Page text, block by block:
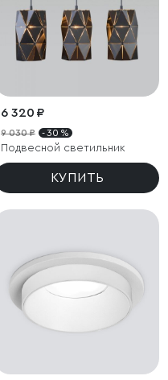
6 320 ₽
9 030 ₽ - 30 %
Подвесной светильник
КУПИТЬ